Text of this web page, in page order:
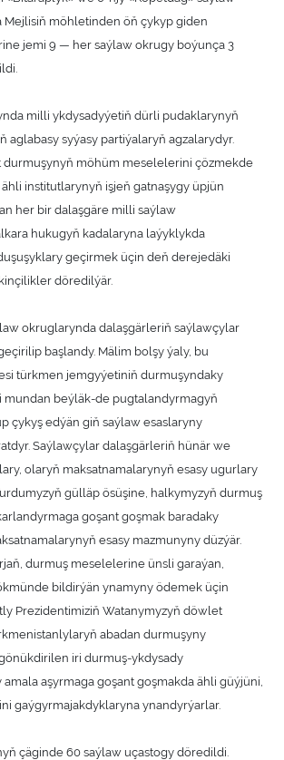
möhletinden öň çykyp giden
jemi 9 — her saýlaw okrugy boýunça 3
milli ykdysadyýetiň dürli pudaklarynyň
aglabasy syýasy partiýalaryň agzalarydyr.
möhüm meselelerini çözmekde
institutlarynyň işjeň gatnaşygy üpjün
her bir dalaşgäre milli saýlaw
hukugyň kadalaryna laýyklykda
geçirmek üçin deň derejedäki
döredilýär.
okruglarynda dalaşgärleriň saýlawçylar
başlandy. Mälim bolşy ýaly, bu
türkmen jemgyýetiniň durmuşyndaky
mundan beýläk-de pugtalandyrmagyň
çykyş edýän giň saýlaw esaslaryny
Saýlawçylar dalaşgärleriň hünär we
olaryň maksatnamalarynyň esasy ugurlary
gülläp ösüşine, halkymyzyň durmuş
goşant goşmak baradaky
esasy mazmunyny düzýär.
durmuş meselelerine ünsli garaýan,
bildirýän ynamyny ödemek üçin
Prezidentimiziň Watanymyzyň döwlet
abadan durmuşyny
iri durmuş-ykdysady
aşyrmaga goşant goşmakda ähli güýjüni,
gaýgyrmajakdyklaryna ynandyrýarlar.
çäginde 60 saýlaw uçastogy döredildi.